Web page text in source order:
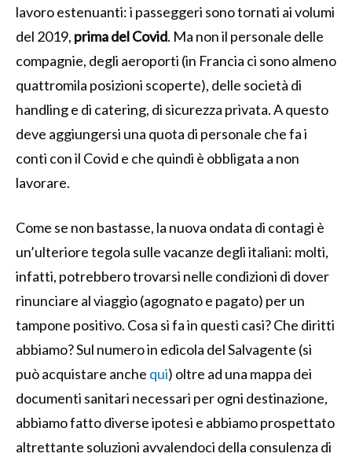
lavoro estenuanti: i passeggeri sono tornati ai volumi
del 2019, prima del Covid. Ma non il personale delle
compagnie, degli aeroporti (in Francia ci sono almeno
quattromila posizioni scoperte), delle società di
handling e di catering, di sicurezza privata. A questo
deve aggiungersi una quota di personale che fa i
conti con il Covid e che quindi è obbligata a non
lavorare.
Come se non bastasse, la nuova ondata di contagi è
un’ulteriore tegola sulle vacanze degli italiani: molti,
infatti, potrebbero trovarsi nelle condizioni di dover
rinunciare al viaggio (agognato e pagato) per un
tampone positivo. Cosa si fa in questi casi? Che diritti
abbiamo? Sul numero in edicola del Salvagente (si
può acquistare anche qui) oltre ad una mappa dei
documenti sanitari necessari per ogni destinazione,
abbiamo fatto diverse ipotesi e abbiamo prospettato
altrettante soluzioni avvalendoci della consulenza di